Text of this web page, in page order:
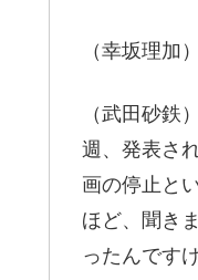
（幸坂理加
（武田砂鉄
週、発表さ
画の停止と
ほど、聞き
ったんです